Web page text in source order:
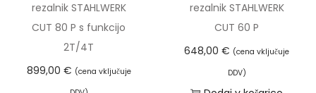
rezalnik STAHLWERK
CUT 80 P s funkcijo
2T/4T
899,00 € (cena vključuje
rezalnik STAHLWERK
CUT 60 P
648,00€ (cena vključuje
DDV)